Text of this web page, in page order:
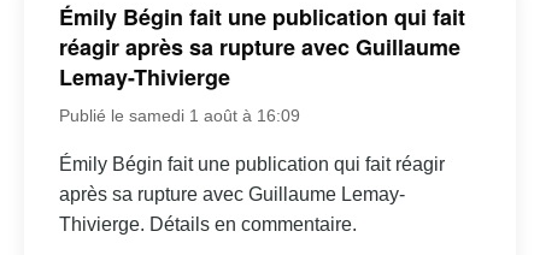
Émily Bégin fait une publication qui fait
réagir après sa rupture avec Guillaume
Lemay-Thivierge
Publié le samedi 1 août à 16:09
Émily Bégin fait une publication qui fait réagir
après sa rupture avec Guillaume Lemay-
Thivierge. Détails en commentaire.